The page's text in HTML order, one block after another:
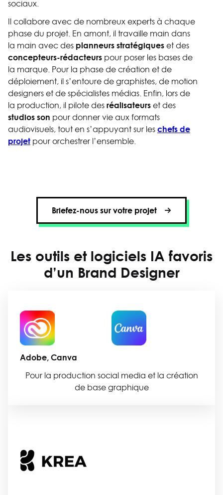
sociaux.
Il collabore avec de nombreux experts à chaque
phase du projet. En amont, il travaille main dans
la main avec des planneurs stratégiqueset des
concepteurs-rédacteurs pour poser les bases de
la marque. Pour la phase de création et de
déploiement, il s’entoure de graphistes, de motion
designers et de spécialistes médias. Enfin, lors de
la production, il pilote desréalisateurset des
studios son pour donner vie aux formats
audiovisuels, tout en s’appuyant sur leschefs de
projet pour orchestrer l’ensemble.
Briefez-nous sur votre projet
Les outils et logiciels IA favoris
d’un Brand Designer
Adobe, Canva
Pour la production social media et la création
de base graphique